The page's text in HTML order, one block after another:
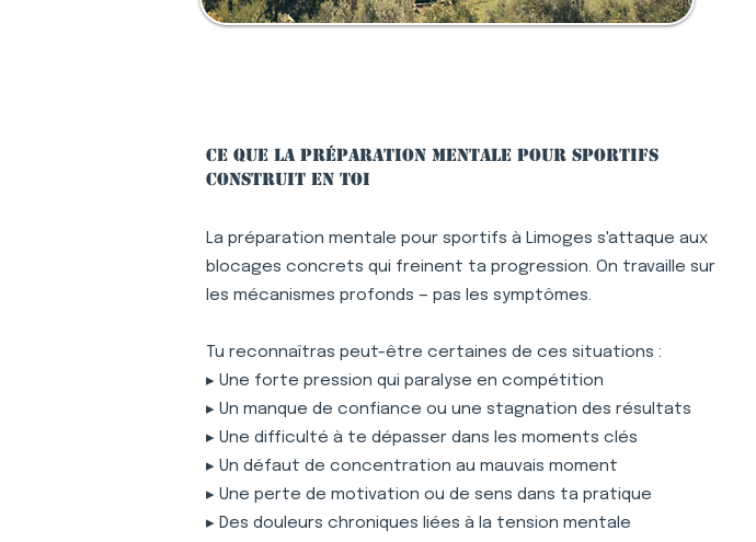
Ce que la préparation mentale pour sportifs
construit en toi
La préparation mentale pour sportifs à Limoges s'attaque aux
blocages concrets qui freinent ta progression. On travaille sur
les mécanismes profonds — pas les symptômes.
Tu reconnaîtras peut-être certaines de ces situations :
▸ Une forte pression qui paralyse en compétition
▸ Un manque de confiance ou une stagnation des résultats
▸ Une difficulté à te dépasser dans les moments clés
▸ Un défaut de concentration au mauvais moment
▸ Une perte de motivation ou de sens dans ta pratique
▸ Des douleurs chroniques liées à la tension mentale